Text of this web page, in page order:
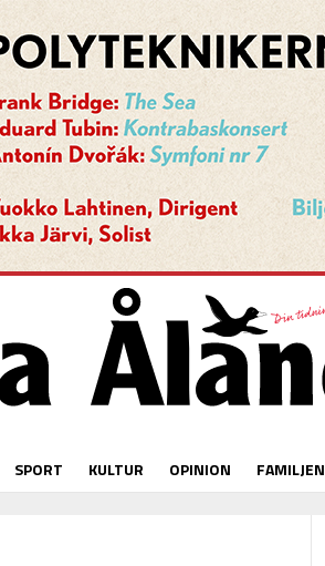
SPORT KULTUR OPINION FAMILJEN